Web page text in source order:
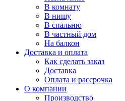
В комнату
В нишу
В спальню
В частный дом
На балкон
Доставка и оплата
Как сделать заказ
Доставка
Оплата и рассрочка
О компании
Производство